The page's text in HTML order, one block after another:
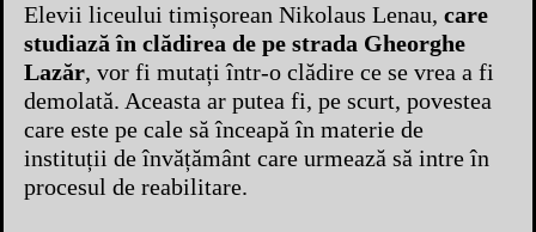
Elevii liceului timișorean Nikolaus Lenau, care
studiază în clădirea de pe strada Gheorghe
Lazăr, vor fi mutați într-o clădire ce se vrea a fi
demolată. Aceasta ar putea fi, pe scurt, povestea
care este pe cale să înceapă în materie de
instituții de învățământ care urmează să intre în
procesul de reabilitare.